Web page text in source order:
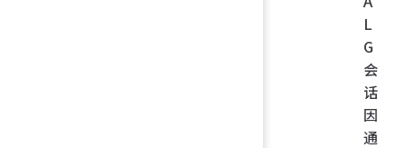
L
G
会
话
因
通